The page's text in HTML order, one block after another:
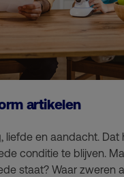
artikelen
liefde en aandacht. Dat
conditie te blijven.
staat? Waar zweren